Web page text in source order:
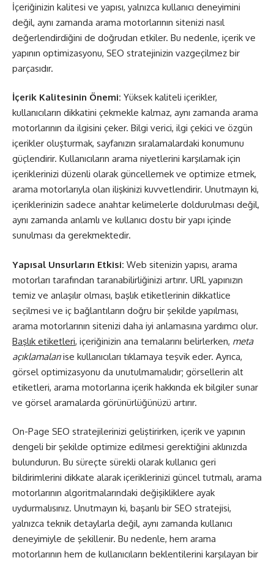
İçeriğinizin kalitesi ve yapısı, yalnızca kullanıcı deneyimini
değil, aynı zamanda arama motorlarının sitenizi nasıl
değerlendirdiğini de doğrudan etkiler. Bu nedenle, içerik ve
yapının optimizasyonu, SEO stratejinizin vazgeçilmez bir
parçasıdır.
İçerik Kalitesinin Önemi: Yüksek kaliteli içerikler,
kullanıcıların dikkatini çekmekle kalmaz, aynı zamanda arama
motorlarının da ilgisini çeker. Bilgi verici, ilgi çekici ve özgün
içerikler oluşturmak, sayfanızın sıralamalardaki konumunu
güçlendirir. Kullanıcıların arama niyetlerini karşılamak için
içeriklerinizi düzenli olarak güncellemek ve optimize etmek,
arama motorlarıyla olan ilişkinizi kuvvetlendirir. Unutmayın ki,
içeriklerinizin sadece anahtar kelimelerle doldurulması değil,
aynı zamanda anlamlı ve kullanıcı dostu bir yapı içinde
sunulması da gerekmektedir.
Yapısal Unsurların Etkisi: Web sitenizin yapısı, arama
motorları tarafından taranabilirliğinizi artırır. URL yapınızın
temiz ve anlaşılır olması, başlık etiketlerinin dikkatlice
seçilmesi ve iç bağlantıların doğru bir şekilde yapılması,
arama motorlarının sitenizi daha iyi anlamasına yardımcı olur.
Başlık etiketleri, içeriğinizin ana temalarını belirlerken, meta
açıklamalarıise kullanıcıları tıklamaya teşvik eder. Ayrıca,
görsel optimizasyonu da unutulmamalıdır; görsellerin alt
etiketleri, arama motorlarına içerik hakkında ek bilgiler sunar
ve görsel aramalarda görünürlüğünüzü artırır.
On-Page SEO stratejilerinizi geliştirirken, içerik ve yapının
dengeli bir şekilde optimize edilmesi gerektiğini aklınızda
bulundurun. Bu süreçte sürekli olarak kullanıcı geri
bildirimlerini dikkate alarak içeriklerinizi güncel tutmalı, arama
motorlarının algoritmalarındaki değişikliklere ayak
uydurmalısınız. Unutmayın ki, başarılı bir SEO stratejisi,
yalnızca teknik detaylarla değil, aynı zamanda kullanıcı
deneyimiyle de şekillenir. Bu nedenle, hem arama
motorlarının hem de kullanıcıların beklentilerini karşılayan bir